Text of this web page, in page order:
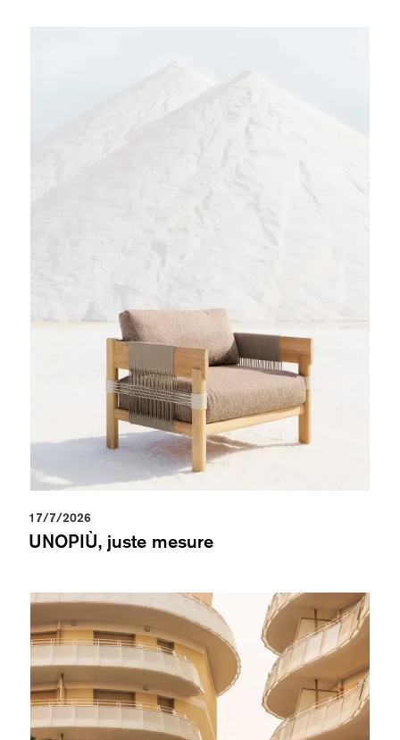
17/7/2026
UNOPIÙ, juste mesure